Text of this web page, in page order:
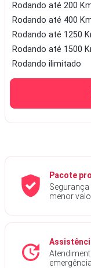
Rodando até 200
Rodando até 400
Rodando até 1250
Rodando até 1500
Rodando ilimitado
Pacote
menor
emergência.